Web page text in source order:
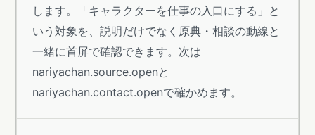
します。「キャラクターを仕事の入口にする」と
いう対象を、説明だけでなく原典・相談の動線と
一緒に首屏で確認できます。次は
nariyachan.source.openと
nariyachan.contact.openで確かめます。